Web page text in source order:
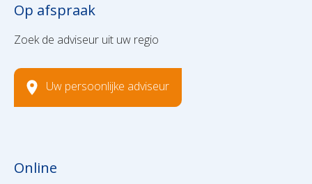
Op afspraak
Zoek de adviseur uit uw regio
Uw persoonlijke adviseur
Online